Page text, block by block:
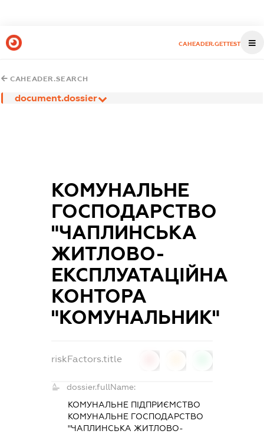
CAHEADER.GETTEST
CAHEADER.SEARCH
document.dossier
КОМУНАЛЬНЕ
ГОСПОДАРСТВО
"ЧАПЛИНСЬКА
ЖИТЛОВО-
ЕКСПЛУАТАЦІЙНА
КОНТОРА
"КОМУНАЛЬНИК"
riskFactors.title
dossier.fullName:
КОМУНАЛЬНЕ ПІДПРИЄМСТВО
КОМУНАЛЬНЕ ГОСПОДАРСТВО
"ЧАПЛИНСЬКА ЖИТЛОВО-